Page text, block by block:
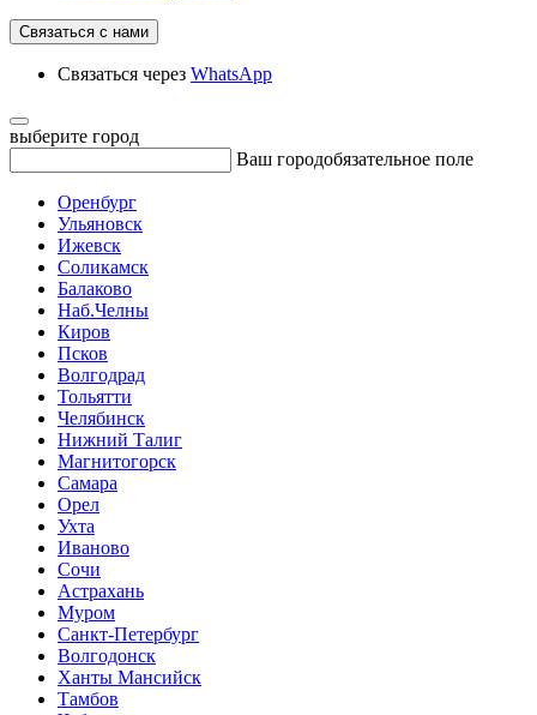
Связаться с нами
Связаться через WhatsApp
выберите город
Ваш городобязательное поле
Оренбург
Ульяновск
Ижевск
Соликамск
Балаково
Наб.Челны
Киров
Псков
Волгодрад
Тольятти
Челябинск
Нижний Талиг
Магнитогорск
Самара
Орел
Ухта
Иваново
Сочи
Астрахань
Муром
Санкт-Петербург
Волгодонск
Ханты Мансийск
Тамбов